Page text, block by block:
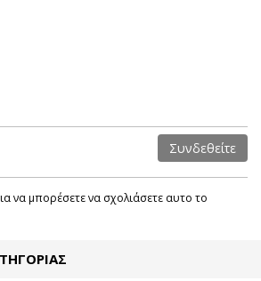
Συνδεθείτε
να μπορέσετε να σχολιάσετε αυτο το